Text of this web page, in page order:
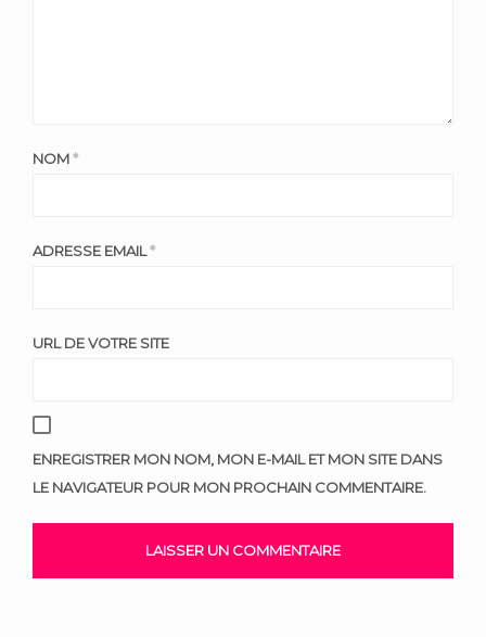
NOM*
ADRESSE EMAIL*
URL DE VOTRE SITE
ENREGISTRER MON NOM, MON E-MAIL ET MON SITE DANS
LE NAVIGATEUR POUR MON PROCHAIN COMMENTAIRE.